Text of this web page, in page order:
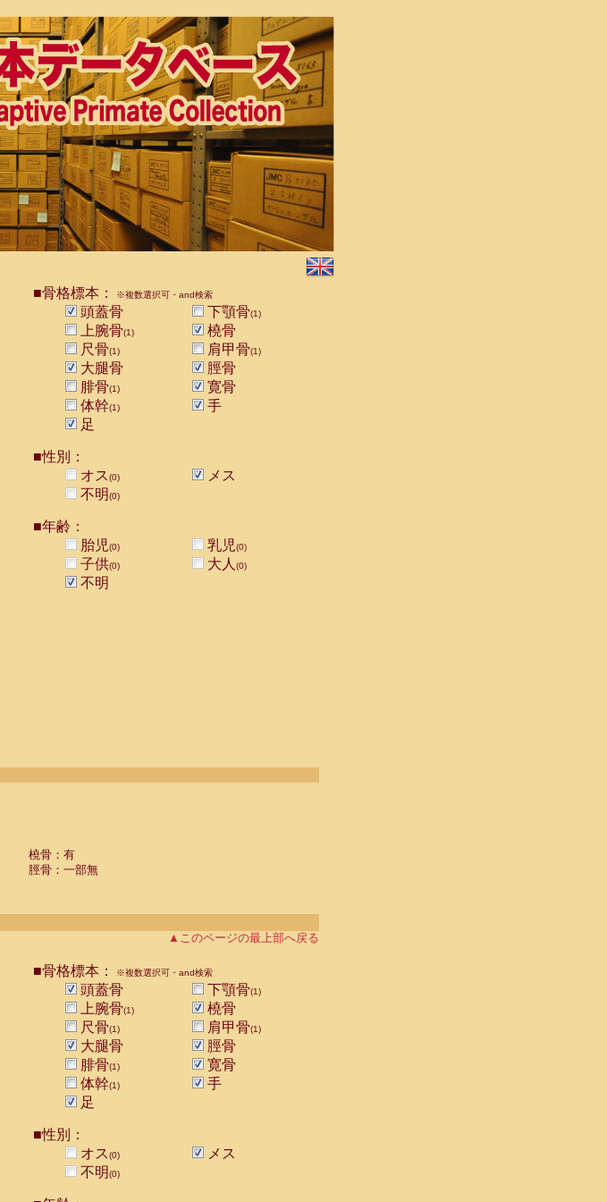
■骨格標本： ※複数選択可・and検索
頭蓋骨 下顎骨(1)
上腕骨(1)
橈骨
尺骨(1) 肩甲骨(1)
大腿骨
脛骨
腓骨(1)
寛骨
体幹(1)
手
足
■性別：
オス(0)
メス
不明(0)
■年齢：
胎児(0) 乳児(0)
子供(0) 大人 (0)
不明
橈骨：有
脛骨：一部無
▲このページの最上部へ戻る
■骨格標本： ※複数選択可・and検索
頭蓋骨 下顎骨(1)
上腕骨(1)
橈骨
尺骨(1) 肩甲骨(1)
大腿骨
脛骨
腓骨(1)
寛骨
体幹(1)
手
足
■性別：
オス(0)
メス
不明(0)